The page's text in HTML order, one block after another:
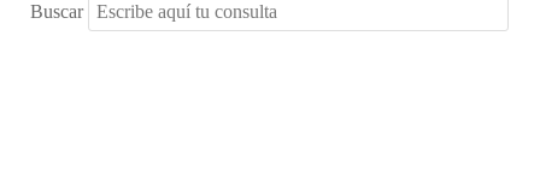
Buscar